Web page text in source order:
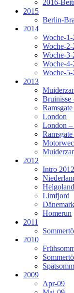
2016-
2015
Berlin-
2014
Woche-
Woche-
Woche-
Woche-
Woche-
2013
Bruinisse
London
London –
2012
Intro 2012
Limfjord
Homerun
2011
2010
2009
Apr-09